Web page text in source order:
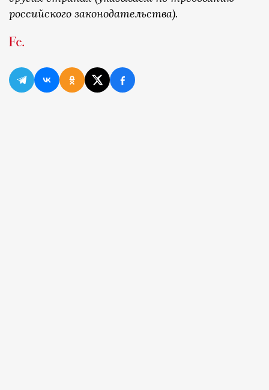
российского законодательства).